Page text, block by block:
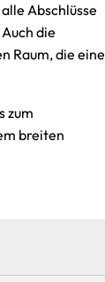
Abschlüsse
die
Raum, die eine
zum
breiten